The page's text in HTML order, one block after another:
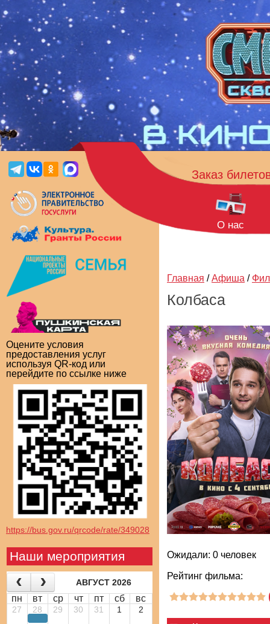
Оцените условия
предоставления услуг
используя QR-код или
перейдите по ссылке ниже
https://bus.gov.ru/qrcode/rate/349028
Наши мероприятия
АВГУСТ 2026
пн вт ср чт пт сб вс
27 28 29 30 31 1 2
Заказ
О нас
Главная / Афиша /
Колбаса
Ожидали: 0 человек
Рейтинг фильма: